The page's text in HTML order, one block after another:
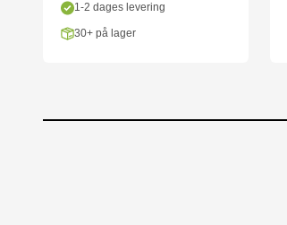
1-2 dages levering
30+ på lager